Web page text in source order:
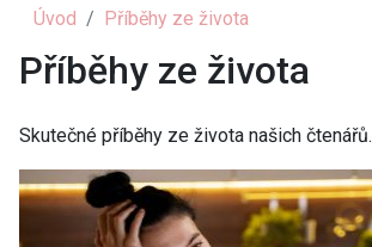
Úvod Příběhy ze života
Příběhy ze života
Skutečné příběhy ze života našich čtenářů.